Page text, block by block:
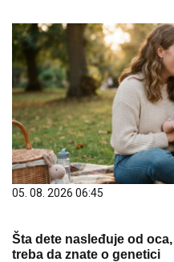
05. 08. 2026 06:45
Šta dete nasleđuje od
treba da znate o genetici